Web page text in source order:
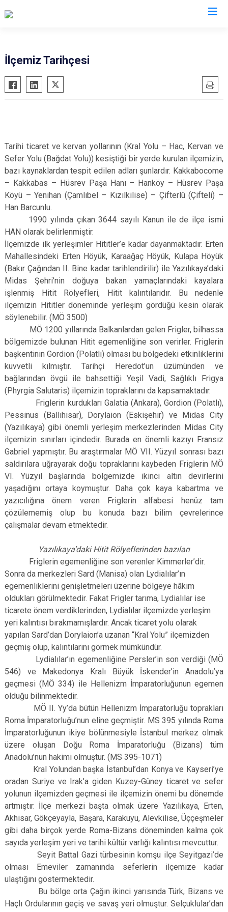
Alpu
Beylikova
Han
İnönü
Mahmudiye
Sivrihisar
Odunpazarı
Tepebaşı
İlçemiz Tarihçesi
Tarihi ticaret ve kervan yollarının (Kral Yolu – Hac, Kervan ve
Sefer Yolu (Bağdat Yolu)) kesiştiği bir yerde kurulan ilçemizin,
bazı kaynaklardan tespit edilen adları şunlardır. Kakkabocome
– Kakkabas – Hüsrev Paşa Hanı – Hanköy – Hüsrev Paşa
Köyü – Yenihan (Çamlıbel – Kızılkilise) – Çifterlû (Çifteli) –
Han Barcunlu.
1990 yılında çıkan 3644 sayılı Kanun ile de ilçe ismi
HAN olarak belirlenmiştir.
İlçemizde ilk yerleşimler Hititler’e kadar dayanmaktadır. Erten
Mahallesindeki Erten Höyük, Karaağaç Höyük, Kulapa Höyük
(Bakır Çağından II. Bine kadar tarihlendirilir) ile Yazılıkaya’daki
Midas Şehri’nin doğuya bakan yamaçlarındaki kayalara
işlenmiş Hitit Rölyefleri, Hitit kalıntılarıdır. Bu nedenle
ilçemizin Hititler döneminde yerleşim gördüğü kesin olarak
söylenebilir. (MÖ 3500)
MÖ 1200 yıllarında Balkanlardan gelen Frigler, bilhassa
bölgemizde bulunan Hitit egemenliğine son verirler. Friglerin
başkentinin Gordion (Polatlı) olması bu bölgedeki etkinliklerini
kuvvetli kılmıştır. Tarihçi Heredot’un üzümünden ve
bağlarından övgü ile bahsettiği Yeşil Vadi, Sağlıklı Frigya
(Phyrgia Salutaris) ilçemizin topraklarını da kapsamaktadır.
Friglerin kurdukları Galatia (Ankara), Gordion (Polatlı),
Pessinus (Ballıhisar), Dorylaion (Eskişehir) ve Midas City
(Yazılıkaya) gibi önemli yerleşim merkezlerinden Midas City
ilçemizin sınırları içindedir. Burada en önemli kazıyı Fransız
Gabriel yapmıştır. Bu araştırmalar MÖ VII. Yüzyıl sonrası bazı
saldırılara uğrayarak doğu topraklarını kaybeden Friglerin MÖ
VI. Yüzyıl başlarında bölgemizde ikinci altın devirlerini
yaşadığını ortaya koymuştur. Daha çok kaya kabartma ve
yazıcılığına önem veren Friglerin alfabesi henüz tam
çözülememiş olup bu konuda bazı bilim çevrelerince
çalışmalar devam etmektedir.
Yazılıkaya’daki Hitit Rölyeflerinden bazıları
Friglerin egemenliğine son verenler Kimmerler’dir.
Sonra da merkezleri Sard (Manisa) olan Lydialılar’ın
egemenliklerini genişletmeleri üzerine bölgeye hâkim
oldukları görülmektedir. Fakat Frigler tarıma, Lydialılar ise
ticarete önem verdiklerinden, Lydialılar ilçemizde yerleşim
yeri kalıntısı bırakmamışlardır. Ancak ticaret yolu olarak
yapılan Sard’dan Dorylaion’a uzanan “Kral Yolu” ilçemizden
geçmiş olup, kalıntılarını görmek mümkündür.
Lydialılar’ın egemenliğine Persler’in son verdiği (MÖ
546) ve Makedonya Kralı Büyük İskender’in Anadolu’ya
geçmesi (MÖ 334) ile Hellenizm İmparatorluğunun egemen
olduğu bilinmektedir.
MÖ II. Yy’da bütün Hellenizm İmparatorluğu toprakları
Roma İmparatorluğu’nun eline geçmiştir. MS 395 yılında Roma
İmparatorluğunun ikiye bölünmesiyle İstanbul merkez olmak
üzere oluşan Doğu Roma İmparatorluğu (Bizans) tüm
Anadolu’nun hakimi olmuştur. (MS 395-1071)
Kral Yolundan başka İstanbul’dan Konya ve Kayseri’ye
oradan Suriye ve Irak’a giden Kuzey-Güney ticaret ve sefer
yolunun ilçemizden geçmesi ile ilçemizin önemi bu dönemde
artmıştır. İlçe merkezi başta olmak üzere Yazılıkaya, Erten,
Akhisar, Gökçeyayla, Başara, Karakuyu, Alevkilise, Üççeşmeler
gibi daha birçok yerde Roma-Bizans döneminden kalma çok
sayıda yerleşim yeri ve tarihi kültür varlığı kalıntısı mevcuttur.
Seyit Battal Gazi türbesinin komşu ilçe Seyitgazi’de
olması Emeviler zamanında seferlerin ilçemize kadar
ulaştığını göstermektedir.
Bu bölge orta Çağın ikinci yarısında Türk, Bizans ve
Haçlı Ordularının geçiş ve savaş yeri olmuştur. Selçuklular’dan